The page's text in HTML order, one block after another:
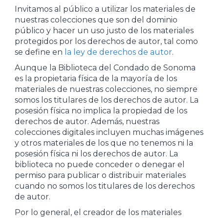
Invitamos al público a utilizar los materiales de
nuestras colecciones que son del dominio
público y hacer un uso justo de los materiales
protegidos por los derechos de autor, tal como
se define en la ley de derechos de autor.
Aunque la Biblioteca del Condado de Sonoma
es la propietaria física de la mayoría de los
materiales de nuestras colecciones, no siempre
somos los titulares de los derechos de autor. La
posesión física no implica la propiedad de los
derechos de autor. Además, nuestras
colecciones digitales incluyen muchas imágenes
y otros materiales de los que no tenemos ni la
posesión física ni los derechos de autor. La
biblioteca no puede conceder o denegar el
permiso para publicar o distribuir materiales
cuando no somos los titulares de los derechos
de autor.
Por lo general, el creador de los materiales